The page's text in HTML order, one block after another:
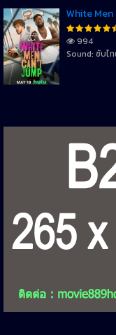
White Men
994
Sound: ซับไ